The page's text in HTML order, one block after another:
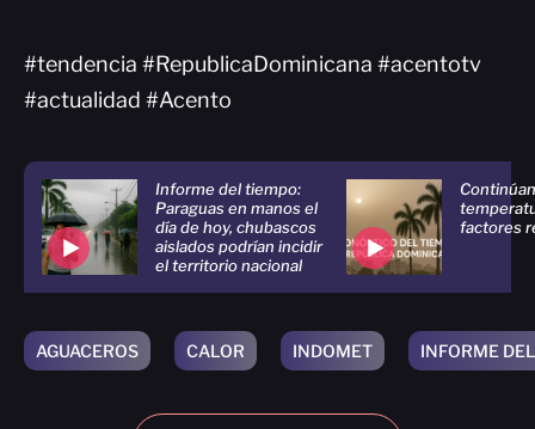
#tendencia #RepublicaDominicana #acentotv
#actualidad #Acento
Informe del tiempo:
Paraguas en manos el
día de hoy, chubascos
aislados podrían incidir
el territorio nacional
factores
AGUACEROS CALOR INDOMET INFORME